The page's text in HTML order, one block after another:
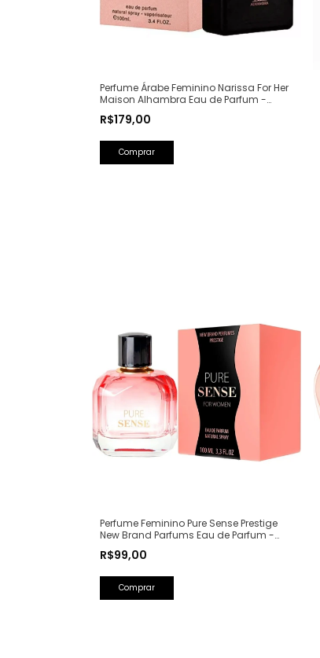
Perfume Árabe Feminino Narissa For Her
Maison Alhambra Eau de Parfum -
For Her)
R$179,00
Perfume Feminino Pure Sense Prestige
New Brand Parfums Eau de Parfum -
Rabanne)
R$99,00